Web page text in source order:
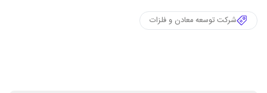
شرکت توسعه معادن و فلزات